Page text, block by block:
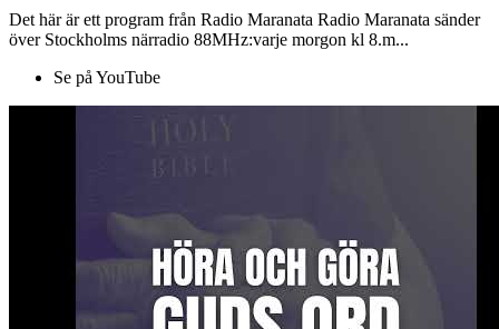
Det här är ett program från Radio Maranata Radio Maranata sänder
över Stockholms närradio 88MHz:varje morgon kl 8.m...
Se på YouTube